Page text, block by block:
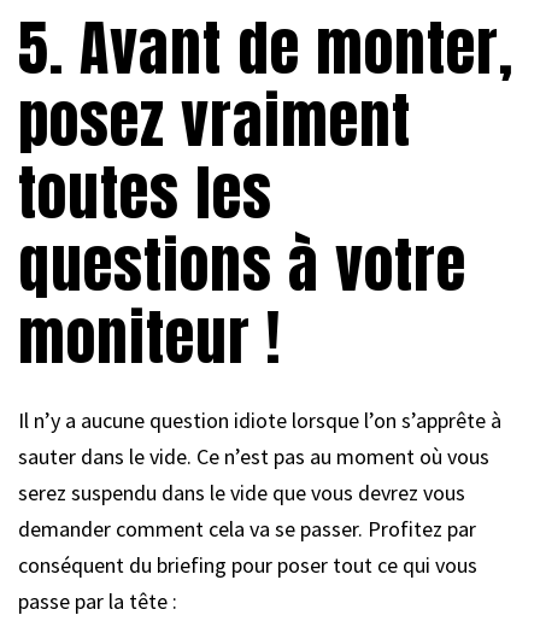
5. Avant de monter,
posez vraiment
toutes les
questions à votre
moniteur !
Il n’y a aucune question idiote lorsque l’on s’apprête à
sauter dans le vide. Ce n’est pas au moment où vous
serez suspendu dans le vide que vous devrez vous
demander comment cela va se passer. Profitez par
conséquent du briefing pour poser tout ce qui vous
passe par la tête :